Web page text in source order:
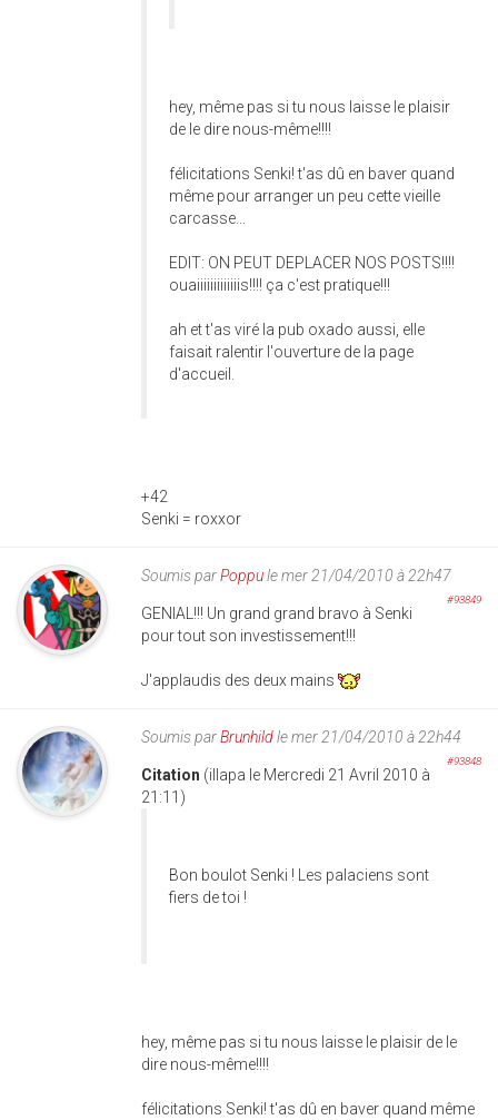
hey, même pas si tu nous laisse le plaisir
de le dire nous-même!!!!
félicitations Senki! t'as dû en baver quand
même pour arranger un peu cette vieille
carcasse...
EDIT: ON PEUT DEPLACER NOS POSTS!!!!
ouaiiiiiiiiiiiiis!!!! ça c'est pratique!!!
ah et t'as viré la pub oxado aussi, elle
faisait ralentir l'ouverture de la page
d'accueil.
+42
Senki = roxxor
Soumis parPoppule mer 21/04/2010 à 22h47
#93849
GENIAL!!! Un grand grand bravo à Senki
pour tout son investissement!!!
J'applaudis des deux mains
Soumis parBrunhildle mer 21/04/2010 à 22h44
#93848
Citation (illapa le Mercredi 21 Avril 2010 à
21:11)
Bon boulot Senki ! Les palaciens sont
fiers de toi !
hey, même pas si tu nous laisse le plaisir de le
dire nous-même!!!!
félicitations Senki! t'as dû en baver quand même